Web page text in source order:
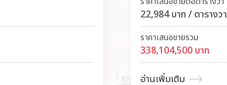
22,984 บาท / ตารางวา
ราคาเสนอขายรวม
338,104,500 บาท
อ่านเพิ่มเติม